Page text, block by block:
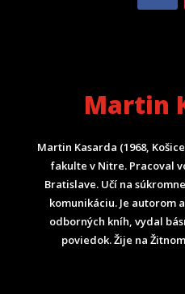
Martin
Martin Kasarda (1968,
fakulte v Nitre. Pracoval
Bratislave. Učí na
komunikáciu. Je autorom
odborných kníh, vydal
poviedok. Žije na